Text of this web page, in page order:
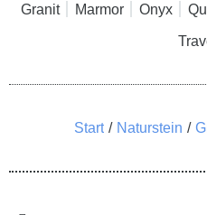
Granit Marmor Onyx
Sie befinden sich hier:
Start Naturstein